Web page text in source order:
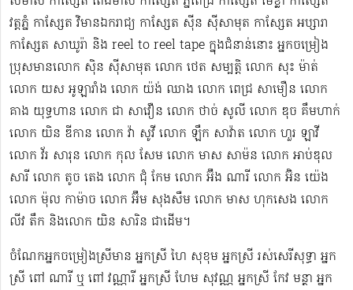
វត្តភ្នំ កាស្សែត វិមានឯករាជ្យ កាស្សែត ស៊ីន ស៊ីសាមុត កាស្សែត អប្សារា
កាស្សែត សាឃូរ៉ា និង reel to reel tape ក្នុងជំនាន់នោះ អ្នកចម្រៀង
ប្រុសមាន​លោក ស៊ិន ស៊ីសាមុត លោក ​ថេត សម្បត្តិ លោក សុះ ម៉ាត់
លោក យស អូឡារាំង លោក យ៉ង់ ឈាង លោក ពេជ្រ សាមឿន លោក
គាង យុទ្ធហាន លោក ជា សាវឿន លោក ថាច់ សូលី លោក ឌុច គឹមហាក់
លោក យិន ឌីកាន លោក វ៉ា សូវី លោក ឡឹក សាវ៉ាត លោក ហួរ ឡាវី
លោក វ័រ សារុន​ លោក កុល សែម លោក មាស សាម៉ន លោក អាប់ឌុល
សារី លោក តូច តេង លោក ជុំ កែម លោក អ៊ឹង ណារី លោក អ៊ិន យ៉េង​​
លោក ម៉ុល កាម៉ាច លោក អ៊ឹម សុងសឺម ​លោក មាស ហុក​សេង លោក​ ​​
លីវ តឹក និងលោក យិន សារិន ជាដើម។
ចំណែកអ្នកចម្រៀងស្រីមាន អ្នកស្រី ហៃ សុខុម​ អ្នកស្រី រស់សេរី​សុទ្ធា អ្នក
ស្រី ពៅ ណារី ឬ ពៅ វណ្ណារី អ្នកស្រី ហែម សុវណ្ណ អ្នកស្រី កែវ មន្ថា អ្នក